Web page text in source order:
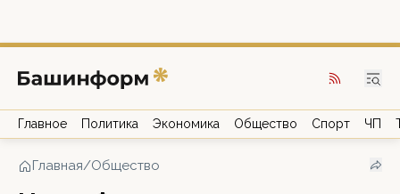
Главное Политика Экономика Общество Спорт ЧП
Главная/Общество